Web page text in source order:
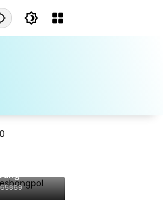
di
65869